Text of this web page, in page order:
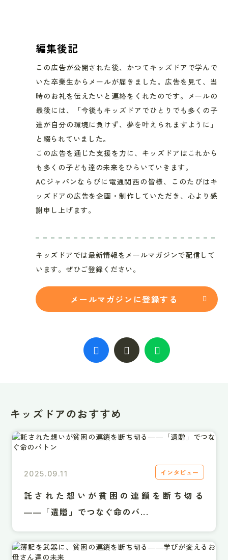
編集後記
この広告が公開された後、かつてキッズドアで学んで
いた卒業生からメールが届きました。広告を見て、当
時のお礼を伝えたいと連絡をくれたのです。メールの
最後には、「今後もキッズドアでひとりでも多くの子
達が自分の環境に負けず、夢を叶えられますように」
と綴られていました。
この広告を通じた支援を力に、キッズドアはこれから
も多くの子ども達の未来をひらいていきます。
ACジャパンならびに電通関西の皆様、このたびはキ
ッズドアの広告を企画・制作していただき、心より感
謝申し上げます。
キッズドアでは最新情報をメールマガジンで配信して
います。ぜひご登録ください。
メールマガジンに登録する
キッズドアのおすすめ
2025.09.11 インタビュー
託された想いが貧困の連鎖を断ち切る
――「遺贈」でつなぐ命のバ...